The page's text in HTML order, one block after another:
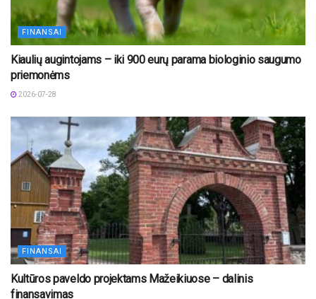
FINANSAI
Kiaulių augintojams – iki 900 eurų parama biologinio saugumo
priemonėms
2026-07-28
FINANSAI
Kultūros paveldo projektams Mažeikiuose – dalinis
finansavimas